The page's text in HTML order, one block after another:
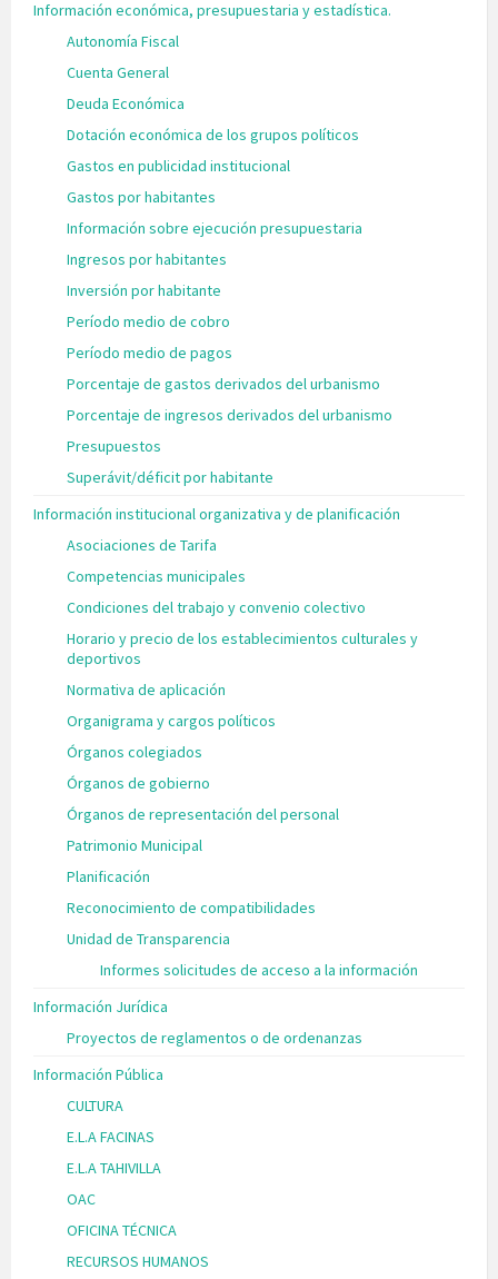
Información económica, presupuestaria y estadística.
Autonomía Fiscal
Cuenta General
Deuda Económica
Dotación económica de los grupos políticos
Gastos en publicidad institucional
Gastos por habitantes
Información sobre ejecución presupuestaria
Ingresos por habitantes
Inversión por habitante
Período medio de cobro
Período medio de pagos
Porcentaje de gastos derivados del urbanismo
Porcentaje de ingresos derivados del urbanismo
Presupuestos
Superávit/déficit por habitante
Información institucional organizativa y de planificación
Asociaciones de Tarifa
Competencias municipales
Condiciones del trabajo y convenio colectivo
Horario y precio de los establecimientos culturales y
deportivos
Normativa de aplicación
Organigrama y cargos políticos
Órganos colegiados
Órganos de gobierno
Órganos de representación del personal
Patrimonio Municipal
Planificación
Reconocimiento de compatibilidades
Unidad de Transparencia
Informes solicitudes de acceso a la información
Información Jurídica
Proyectos de reglamentos o de ordenanzas
Información Pública
CULTURA
E.L.A FACINAS
E.L.A TAHIVILLA
OAC
OFICINA TÉCNICA
RECURSOS HUMANOS